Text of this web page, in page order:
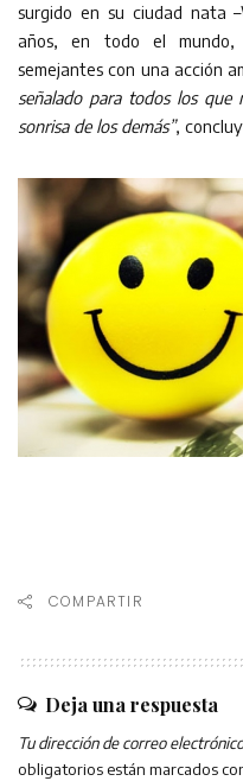
surgido en su ciudad nata
años, en todo el
semejantes con una acción
señalado para todos los que
sonrisa de los demás”,
COMPARTIR
Deja una respuesta
Tu dirección de correo
obligatorios están marcados